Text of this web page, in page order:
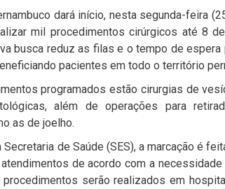
dará início, nesta segunda-feira
mil procedimentos cirúrgicos até 8
busca reduz as filas e o tempo de
pacientes em todo o território
programados estão cirurgias de
além de operações para
as de joelho.
Secretaria de Saúde (SES), a marcação é
de acordo com a
serão realizados em